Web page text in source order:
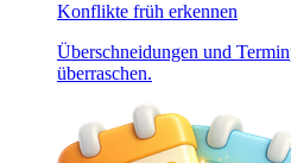
Konflikte früh erkennen
Überschneidungen und
überraschen.